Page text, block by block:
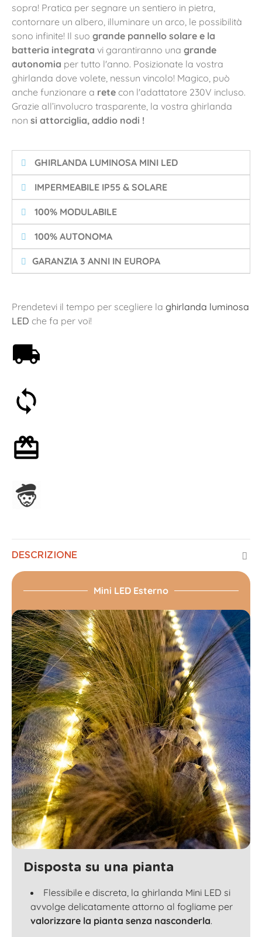
sopra! Pratica per segnare un sentiero in pietra,
contornare un albero, illuminare un arco, le possibilità
sono infinite! Il suo grande pannello solare e la
batteria integrata vi garantiranno una grande
autonomia per tutto l'anno. Posizionate la vostra
ghirlanda dove volete, nessun vincolo! Magico, può
anche funzionare a rete con l'adattatore 230V incluso.
Grazie all’involucro trasparente, la vostra ghirlanda
non si attorciglia, addio nodi !
️ GHIRLANDA LUMINOSA MINI LED
️ IMPERMEABILE IP55 & SOLARE
️ 100% MODULABILE
️ 100% AUTONOMA
GARANZIA 3 ANNI IN EUROPA
Prendetevi il tempo per scegliere la ghirlanda luminosa
LED che fa per voi!
DESCRIZIONE
Mini LED Esterno
Disposta su una pianta
Flessibile e discreta, la ghirlanda Mini LED si
avvolge delicatamente attorno al fogliame per
valorizzare la pianta senza nasconderla.